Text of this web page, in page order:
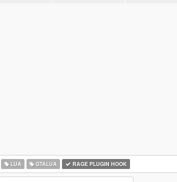
LUA GTALUA RAGE PLUGIN HOOK